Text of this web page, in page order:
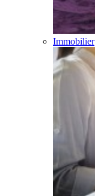
Immobilier